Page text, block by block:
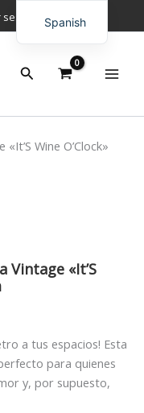
Buscar
Wine O’Clock»
Vintage «It’S
a tus espacios! Esta
para quienes
y, por supuesto,
Spanish